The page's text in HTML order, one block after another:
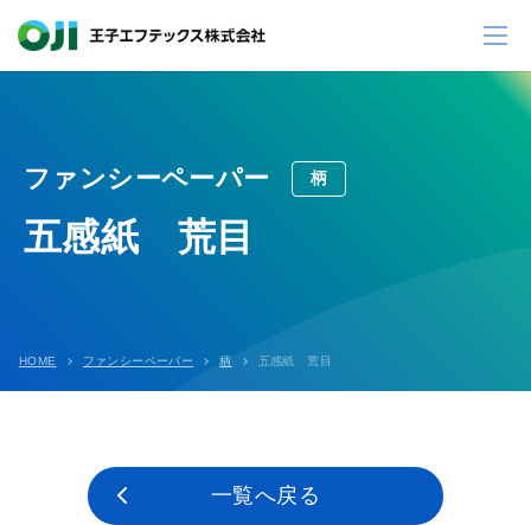
ファンシーペーパー 柄
五感紙 荒目
HOME ファンシーペーパー 柄 五感紙 荒目
一覧へ戻る